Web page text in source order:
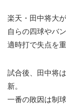
楽天・田中将大
自らの四球やバ
適時打で失点を
試合後、田中将
新。
一番の敗因は制